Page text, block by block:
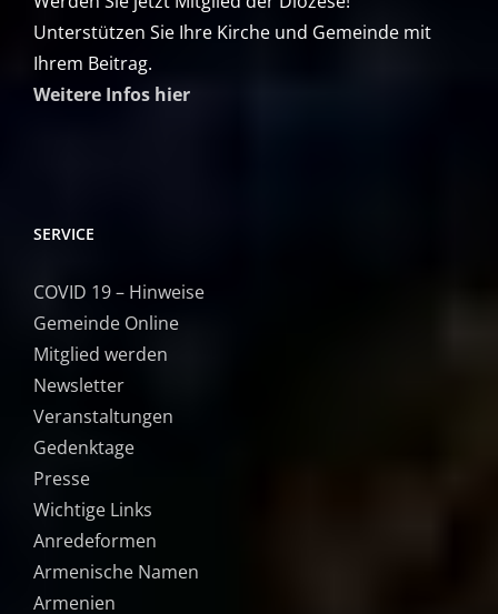
Unterstützen Sie Ihre Kirche und Gemeinde mit
Ihrem Beitrag.
Weitere Infos hier
SERVICE
COVID 19 – Hinweise
Gemeinde Online
Mitglied werden
Newsletter
Veranstaltungen
Gedenktage
Presse
Wichtige Links
Anredeformen
Armenische Namen
Armenien